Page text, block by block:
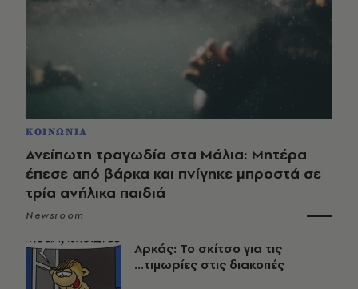
ΚΟΙΝΩΝΙΑ
Ανείπωτη τραγωδία στα Μάλια: Μητέρα
έπεσε από βάρκα και πνίγηκε μπροστά σε
τρία ανήλικα παιδιά
Newsroom
Αρκάς: Το σκίτσο για τις
...τιμωρίες στις διακοπές